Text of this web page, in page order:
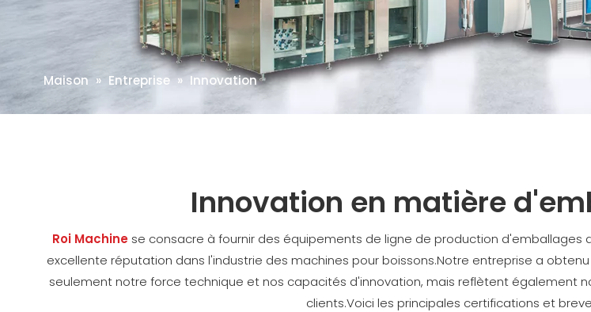
Maison » Entreprise » Innovation
Innovation en matière
Roi Machine se consacre à fournir des équipements de ligne de production
excellente réputation dans l'industrie des machines pour boissons.Notre entreprise a
seulement notre force technique et nos capacités d'innovation, mais reflètent également
clients.Voici les principales certifications et